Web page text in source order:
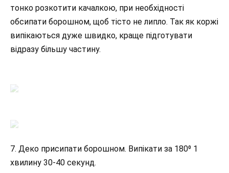
тонко розкотити качалкою, при необхідності
обсипати борошном, щоб тісто не липло. Так як коржі
випікаються дуже швидко, краще підготувати
відразу більшу частину.
7. Деко присипати борошном. Випікати за 180⁰ 1
хвилину 30-40 секунд.